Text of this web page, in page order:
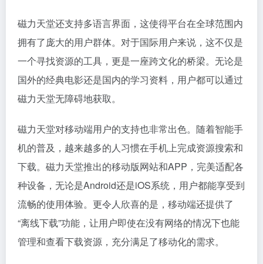
磁力天堂还支持多语言界面，这使得平台在全球范围内
拥有了庞大的用户群体。对于国际用户来说，这不仅是
一个寻找资源的工具，更是一座跨文化的桥梁。无论是
国外的经典电影还是国内的学习资料，用户都可以通过
磁力天堂无障碍地获取。
磁力天堂对移动端用户的支持也非常出色。随着智能手
机的普及，越来越多的人习惯在手机上完成资源搜索和
下载。磁力天堂推出的移动版网站和APP，完美适配各
种设备，无论是Android还是iOS系统，用户都能享受到
流畅的使用体验。更令人欣喜的是，移动端还提供了
“离线下载”功能，让用户即使在没有网络的情况下也能
管理和查看下载资源，充分满足了移动化的需求。